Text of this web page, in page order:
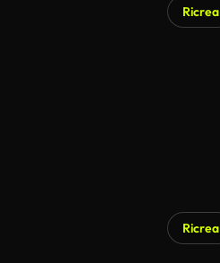
Ricrea
Ricrea